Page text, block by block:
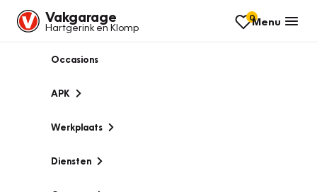
Vakgarage
Hartgerink en Klomp
0Menu
Occasions
APK
Werkplaats
Diensten